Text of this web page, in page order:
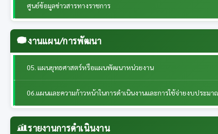
ศูนย์ข้อมูลข่าวสารทางราชการ
งานแผน/การพัฒนา
05. แผนยุทธศาสตร์หรือแผนพัฒนาหน่วยงาน
06.แผนและความก้าวหน้าในการดำเนินงานและการใช้จ่ายงบประมา
รายงานการดำเนินงาน